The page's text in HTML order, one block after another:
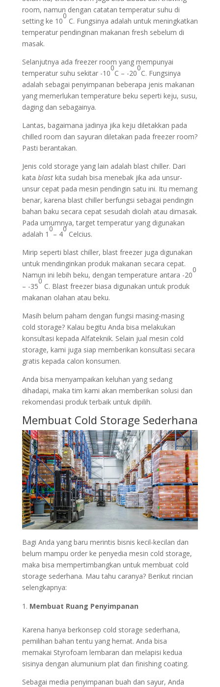
room, namun dengan catatan temperatur suhu di
setting ke 10
0
C. Fungsinya adalah untuk meningkatkan
temperatur pendinginan makanan fresh sebelum di
masak.
Selanjutnya ada freezer room yang mempunyai
temperatur suhu sekitar -10
0
C – -20
0
C. Fungsinya
adalah sebagai penyimpanan beberapa jenis makanan
yang memerlukan temperature beku seperti keju, susu,
daging dan sebagainya.
Lantas, bagaimana jadinya jika keju diletakkan pada
chilled room dan sayuran diletakan pada freezer room?
Pasti berantakan.
Jenis cold storage yang lain adalah blast chiller. Dari
kata blast kita sudah bisa menebak jika ada unsur-
unsur cepat pada mesin pendingin satu ini. Itu memang
benar, karena blast chiller berfungsi sebagai pendingin
bahan baku secara cepat sesudah diolah atau dimasak.
Pada umumnya, target temperatur yang digunakan
adalah 1
0
– 4
0
Celcius.
Mirip seperti blast chiller, blast freezer juga digunakan
untuk mendinginkan produk makanan secara cepat.
Namun ini lebih beku, dengan temperature antara -20
0
– -35
0
C. Blast freezer biasa digunakan untuk produk
makanan olahan atau beku.
Masih belum paham dengan fungsi masing-masing
cold storage? Kalau begitu Anda bisa melakukan
konsultasi kepada Alfateknik. Selain jual mesin cold
storage, kami juga siap memberikan konsultasi secara
gratis kepada calon konsumen.
Anda bisa menyampaikan keluhan yang sedang
dihadapi, maka tim kami akan memberikan solusi dan
rekomendasi produk terbaik untuk dipilih.
Membuat Cold Storage Sederhana
Bagi Anda yang baru merintis bisnis kecil-kecilan dan
belum mampu order ke penyedia mesin cold storage,
maka bisa mempertimbangkan untuk membuat cold
storage sederhana. Mau tahu caranya? Berikut rincian
selengkapnya:
Membuat Ruang Penyimpanan
Karena hanya berkonsep cold storage sederhana,
pemilihan bahan tentu yang hemat. Anda bisa
memakai Styrofoam lembaran dan melapisi kedua
sisinya dengan alumunium plat dan finishing coating.
Sebagai media penyimpanan buah dan sayur, Anda